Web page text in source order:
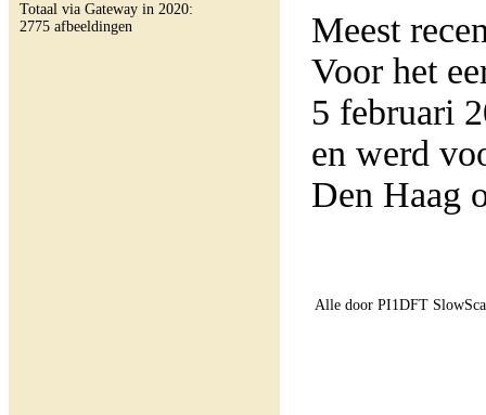
Totaal via Gateway in 2020:
2775 afbeeldingen
Meest
Voor het
5 februari
en werd
Den Haag
Alle door PI1DFT